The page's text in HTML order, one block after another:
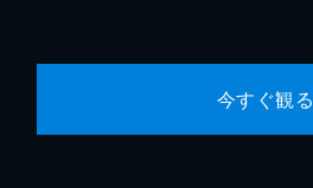
今すぐ観る